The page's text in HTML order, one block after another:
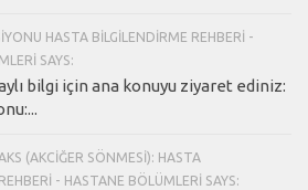
HASTA BILGILENDIRME REHBERI -
SAYS:
bilgi için ana konuyu ziyaret ediniz:
(AKCIĞER SÖNMESI): HASTA
- HASTANE BÖLÜMLERI SAYS: